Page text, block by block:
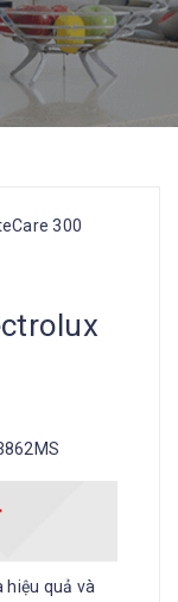
hiệu quả và